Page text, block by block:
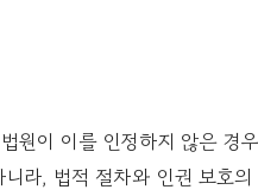
원이 이를 인정하지 않은 경
라, 법적 절차와 인권 보호